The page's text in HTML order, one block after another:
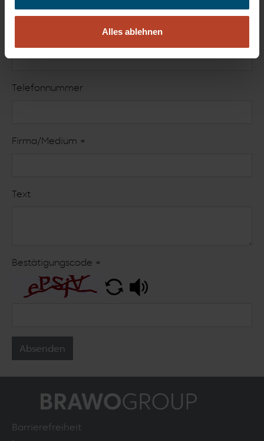
Alles ablehnen
Telefonnummer
Firma/Medium *
Text
Bestätigungscode *
Absenden
Barrierefreiheit